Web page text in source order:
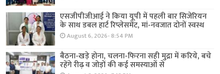
एसजीपीजीआई ने किया यूपी में पहली बार सिजेरियन
के साथ डबल हार्ट रिप्लेसमेंट, मां-नवजात दोनों स्वस्थ
August 6, 2026- 8:54 PM
बैठना-खड़े होना, चलना-फिरना सही मुद्रा में करिये, बचे
रहेंगे रीढ़ व जोड़ों की कई समस्याओं से